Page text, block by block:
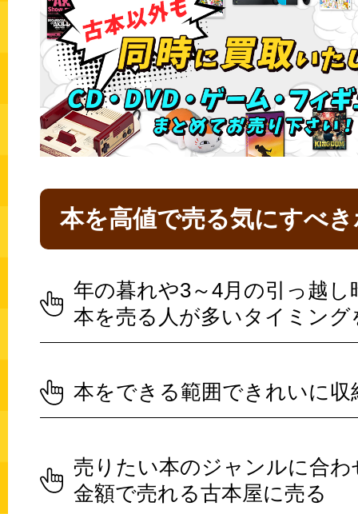
本を高値で売る気にすべ
年の暮れや3～4月の引っ越し
本を売る人が多いタイミング
本をできる範囲できれいに収
売りたい本のジャンルに合わ
金額で売れる古本屋に売る